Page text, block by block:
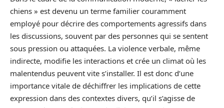
chiens » est devenu un terme familier couramment
employé pour décrire des comportements agressifs dans
les discussions, souvent par des personnes qui se sentent
sous pression ou attaquées. La violence verbale, même
indirecte, modifie les interactions et crée un climat où les
malentendus peuvent vite s’installer. Il est donc d’une
importance vitale de déchiffrer les implications de cette
expression dans des contextes divers, qu’il s’agisse de